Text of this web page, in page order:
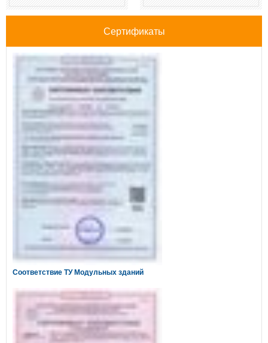
Сертификаты
Соответствие ТУ Модульных зданий